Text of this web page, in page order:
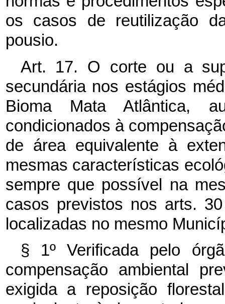
os casos de reutilização
pousio.
Art. 17. O corte ou a
secundária nos estágios
Bioma Mata Atlântica,
condicionados à
de área equivalente à
mesmas características
sempre que possível na
casos previstos nos arts.
localizadas no mesmo
§ 1º Verificada pelo
compensação ambiental
exigida a reposição